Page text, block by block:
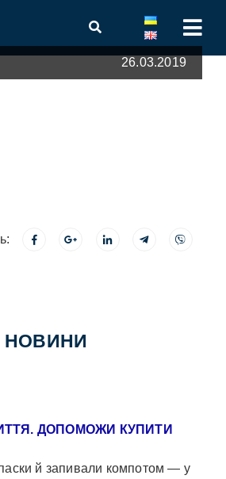
26.03.2019
НОВИНИ
ДОПОМОЖИ КУПИТИ
й запивали компотом — у